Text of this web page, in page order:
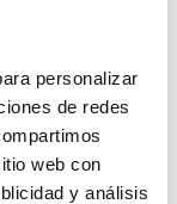
personalizar
de redes
web con
y análisis